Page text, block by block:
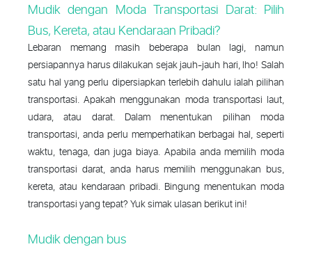
Mudik dengan Moda Transportasi Darat: Pilih
Bus, Kereta, atau Kendaraan Pribadi?
Lebaran memang masih beberapa bulan lagi, namun
persiapannya harus dilakukan sejak jauh-jauh hari, lho! Salah
satu hal yang perlu dipersiapkan terlebih dahulu ialah pilihan
transportasi. Apakah menggunakan moda transportasi laut,
udara, atau darat. Dalam menentukan pilihan moda
transportasi, anda perlu memperhatikan berbagai hal, seperti
waktu, tenaga, dan juga biaya. Apabila anda memilih moda
transportasi darat, anda harus memilih menggunakan bus,
kereta, atau kendaraan pribadi. Bingung menentukan moda
transportasi yang tepat? Yuk simak ulasan berikut ini!
Mudik dengan bus